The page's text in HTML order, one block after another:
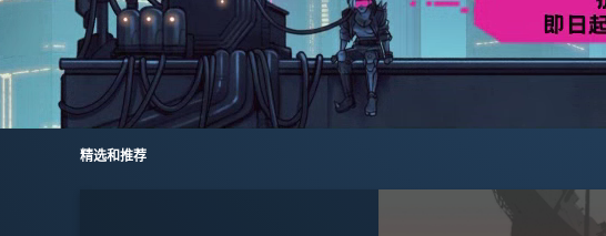
精选和推荐